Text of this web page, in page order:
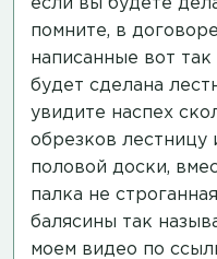
если вы будете
помните, в
написанные вот
будет сделана
увидите наспех
обрезков лестницу
половой доски,
палка не
балясины так
моем видео по